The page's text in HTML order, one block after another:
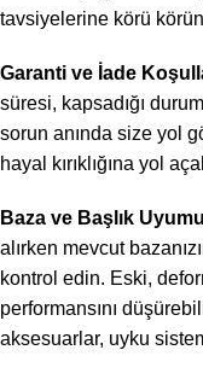
tavsiyelerine körü
Garanti ve İade
süresi, kapsadığı
sorun anında size yol
hayal kırıklığına yol
Baza ve Başlık
alırken mevcut
kontrol edin. Eski,
performansını
aksesuarlar, uyku